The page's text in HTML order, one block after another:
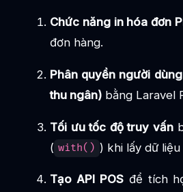
Chức năng in hóa đơn
đơn hàng.
Phân quyền người
thu ngân) bằng Laravel
Tối ưu tốc độ truy vấn
( with() ) khi lấy dữ liệu
Tạo API POSđể tích